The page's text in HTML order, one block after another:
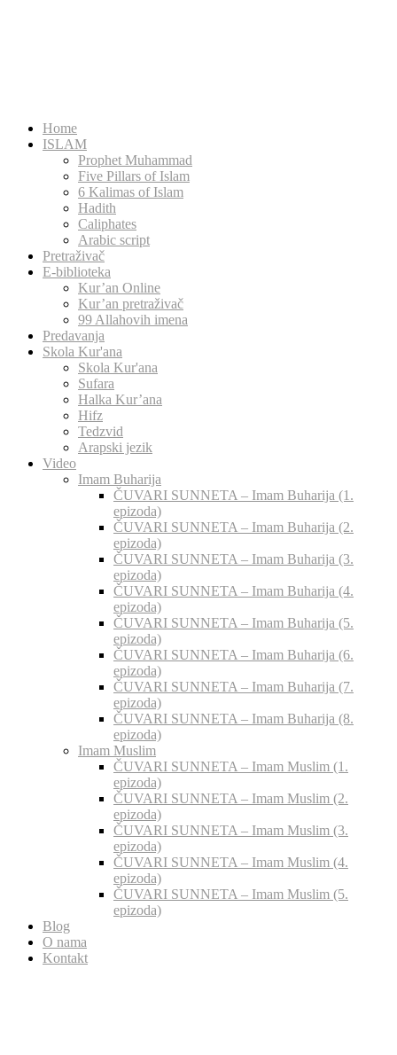
Home
ISLAM
Prophet Muhammad
Five Pillars of Islam
6 Kalimas of Islam
Hadith
Caliphates
Arabic script
Pretraživač
E-biblioteka
Kur’an Online
Kur’an pretraživač
99 Allahovih imena
Predavanja
Skola Kur'ana
Skola Kur'ana
Sufara
Halka Kur’ana
Hifz
Tedzvid
Arapski jezik
Video
Imam Buharija
ČUVARI SUNNETA – Imam Buharija (1.
epizoda)
ČUVARI SUNNETA – Imam Buharija (2.
epizoda)
ČUVARI SUNNETA – Imam Buharija (3.
epizoda)
ČUVARI SUNNETA – Imam Buharija (4.
epizoda)
ČUVARI SUNNETA – Imam Buharija (5.
epizoda)
ČUVARI SUNNETA – Imam Buharija (6.
epizoda)
ČUVARI SUNNETA – Imam Buharija (7.
epizoda)
ČUVARI SUNNETA – Imam Buharija (8.
epizoda)
Imam Muslim
ČUVARI SUNNETA – Imam Muslim (1.
epizoda)
ČUVARI SUNNETA – Imam Muslim (2.
epizoda)
ČUVARI SUNNETA – Imam Muslim (3.
epizoda)
ČUVARI SUNNETA – Imam Muslim (4.
epizoda)
ČUVARI SUNNETA – Imam Muslim (5.
epizoda)
Blog
O nama
Kontakt